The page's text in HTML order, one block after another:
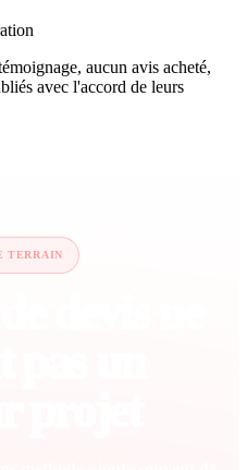
aucun avis acheté,
avec l'accord de leurs
TERRAIN